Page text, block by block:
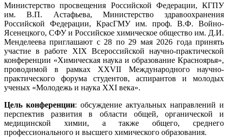
Министерство просвещения Российской Федерации, КГПУ
им. В.П. Астафьева, Министерство здравоохранения
Российской Федерации, КрасГМУ им. проф. В.Ф. Войно-
Ясенецкого, СФУ и Российское химическое общество им. Д.И.
Менделеева приглашают с 28 по 29 мая 2026 года принять
участие в работе XIX Всероссийской научно-практической
конференции «Химическая наука и образование Красноярья»,
проводимой в рамках XXVII Международного научно-
практического форума студентов, аспирантов и молодых
ученых «Молодежь и наука XXI века».
Цель конференции: обсуждение актуальных направлений и
перспектив развития в области общей, органической и
медицинской химии, а также общего, среднего
профессионального и высшего химического образования.